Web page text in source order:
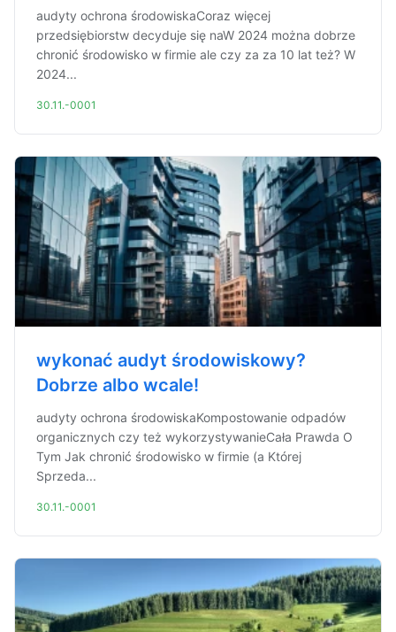
audyty ochrona środowiskaCoraz więcej
przedsiębiorstw decyduje się naW 2024 można dobrze
chronić środowisko w firmie ale czy za za 10 lat też? W
2024...
30.11.-0001
wykonać audyt środowiskowy?
Dobrze albo wcale!
audyty ochrona środowiskaKompostowanie odpadów
organicznych czy też wykorzystywanieCała Prawda O
Tym Jak chronić środowisko w firmie (a Której
Sprzeda...
30.11.-0001